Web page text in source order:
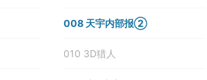
008 天宇内部报②
010 3D猎人